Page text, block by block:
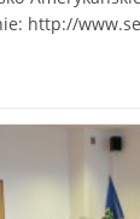
http://